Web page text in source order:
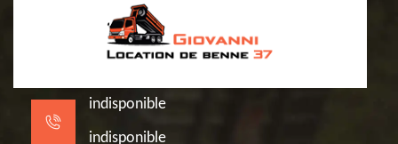
indisponible
indisponible